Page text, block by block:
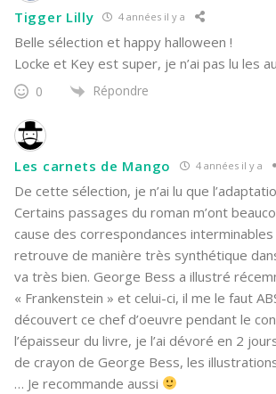
Tigger Lilly 4 années il y a
Belle sélection et happy halloween !
Locke et Key est super, je n’ai pas lu les
0 Répondre
Les carnets de Mango 4 années il y a
De cette sélection, je n’ai lu que
Certains passages du roman m’ont
cause des correspondances interminables
retrouve de manière très synthétique
va très bien. George Bess a illustré
« Frankenstein » et celui-ci, il me le faut
découvert ce chef d’oeuvre pendant le
l’épaisseur du livre, je l’ai dévoré en 2
de crayon de George Bess, les
… Je recommande aussi